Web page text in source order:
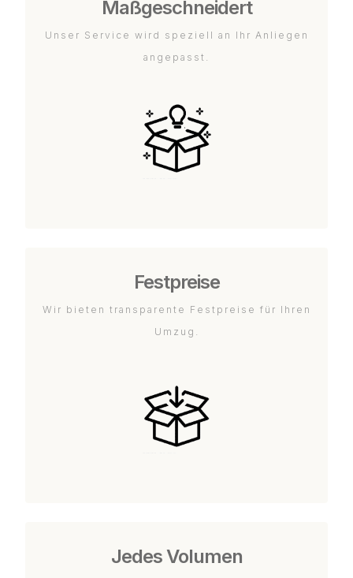
Maßgeschneidert
Unser Service wird speziell an Ihr Anliegen
angepasst.
Festpreise
Wir bieten transparente Festpreise für Ihren
Umzug.
Jedes Volumen